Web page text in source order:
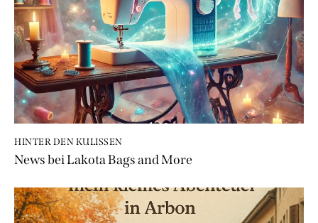
HINTER DEN KULISSEN
News bei Lakota Bags and More